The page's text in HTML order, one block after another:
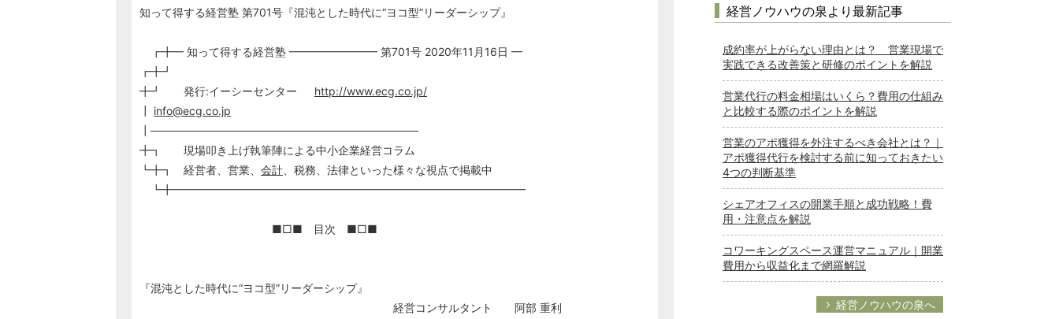
知って得する経営塾 第701号『混沌とした時代に“ヨコ型”リーダーシップ』
┏╋━ 知って得する経営塾 ━━━━━━━━ 第701号 2020年11月16日 ━
┏╋┛
╋┛ 発行:イーシーセンター http://www.ecg.co.jp/
info@ecg.co.jp
┃──────────────────────────────────
╋┓ 現場叩き上げ執筆陣による中小企業経営コラム
┗╋┓ 経営者、営業、 会計 、税務、法律といった様々な視点で掲載中
┗╋━━━━━━━━━━━━━━━━━━━━━━━━━━━━━━━━
■□■ 目次 ■□■
『混沌とした時代に“ヨコ型”リーダーシップ』
経営コンサルタント 阿部 重利
経営ノウハウの泉より最新記事
成約率が上がらない理由とは？ 営業現場で
実践できる改善策と研修のポイントを解説
営業代行の料金相場はいくら？費用の仕組み
と比較する際のポイントを解説
営業のアポ獲得を外注するべき会社とは？｜
アポ獲得代行を検討する前に知っておきたい
4つの判断基準
シェアオフィスの開業手順と成功戦略！費
用・注意点を解説
コワーキングスペース運営マニュアル｜開業
費用から収益化まで網羅解説
経営ノウハウの泉へ